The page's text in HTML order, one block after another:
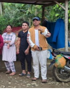
medis dari
untuk mandi
kebiasaan,
kecantikan,
Sistem